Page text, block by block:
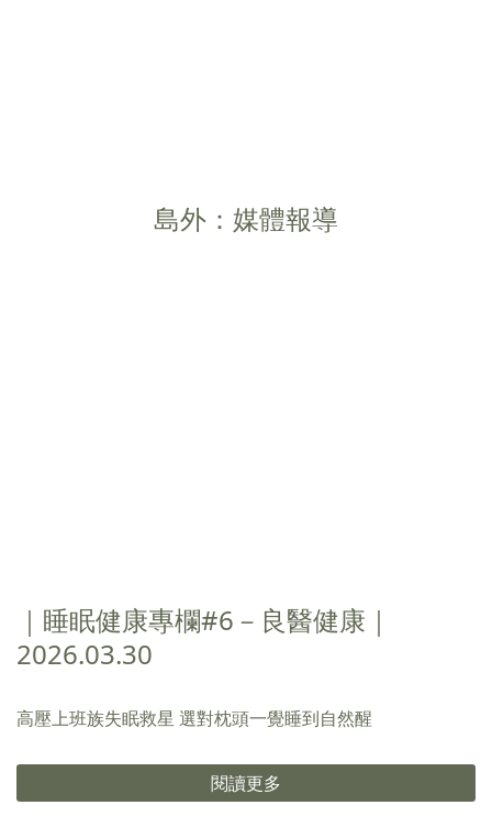
島外：媒體報導
｜睡眠健康專欄#6－良醫健康｜
2026.03.30
高壓上班族失眠救星 選對枕頭一覺睡到自然醒
閱讀更多